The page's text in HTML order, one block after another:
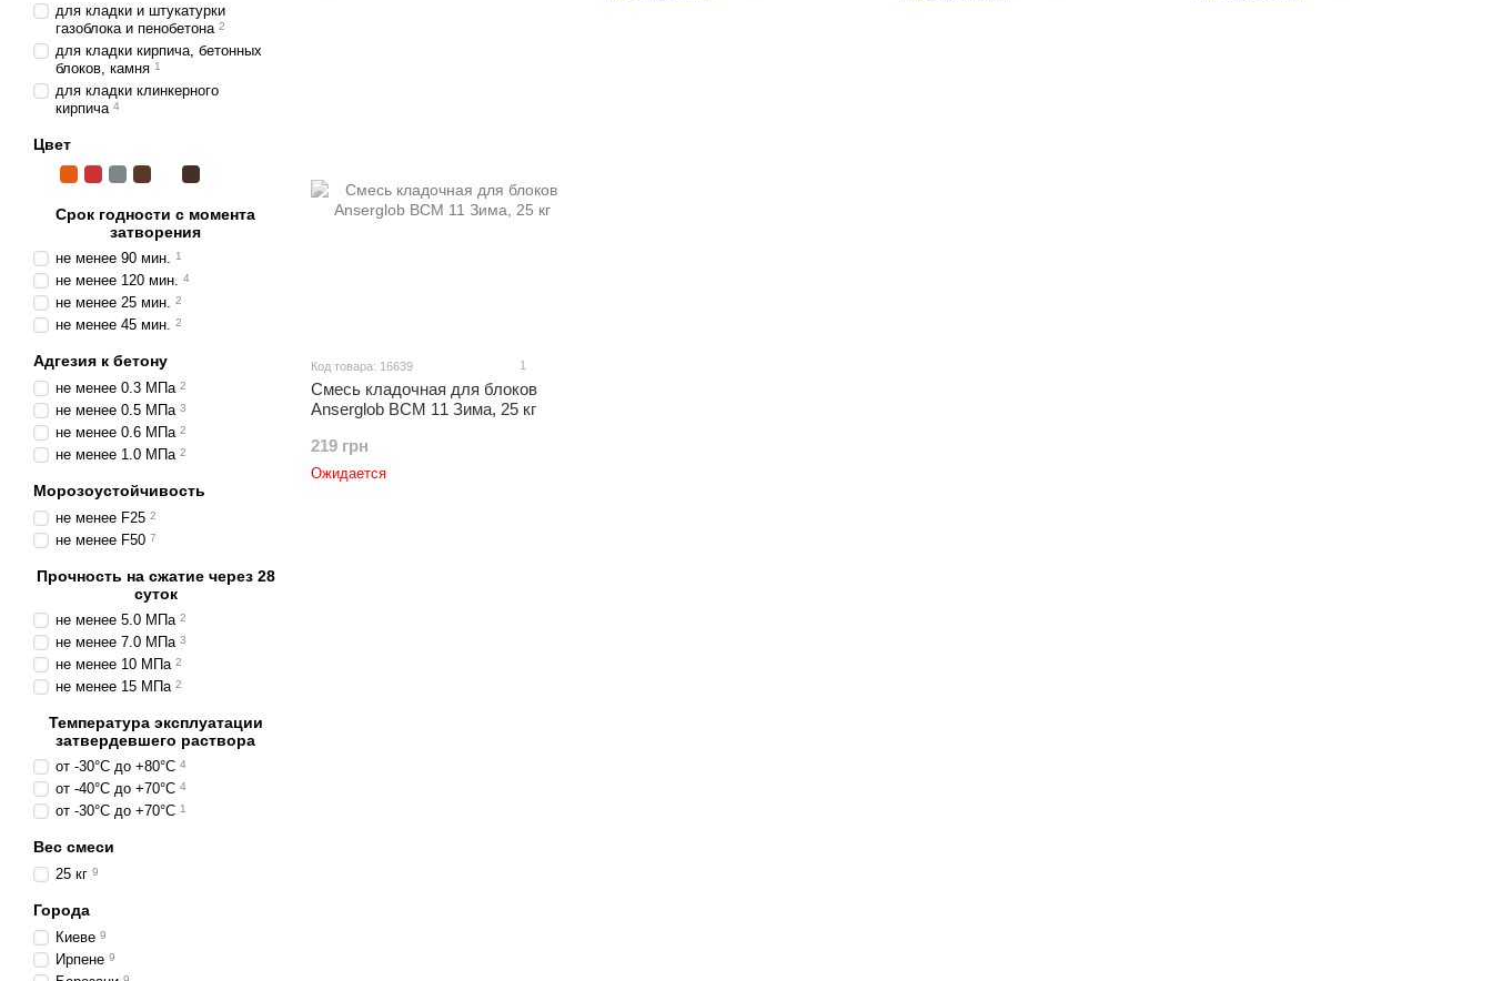
Код товара: 16639 1
Смесь кладочная для блоков
Anserglob BCM 11 Зима, 25 кг
219 грн
Ожидается
для кладки и штукатурки
газоблока и пенобетона 2
для кладки кирпича, бетонных
блоков, камня 1
для кладки клинкерного
кирпича 4
Цвет
Срок годности с момента
затворения
не менее 90 мин. 1
не менее 120 мин. 4
не менее 25 мин. 2
не менее 45 мин. 2
Адгезия к бетону
не менее 0.3 МПа 2
не менее 0.5 МПа 3
не менее 0.6 МПа 2
не менее 1.0 МПа 2
Морозоустойчивость
не менее F25 2
не менее F50 7
Прочность на сжатие через 28
суток
не менее 5.0 МПа 2
не менее 7.0 МПа 3
не менее 10 МПа 2
не менее 15 МПа 2
Температура эксплуатации
затвердевшего раствора
от -30°С до +80°С 4
от -40°С до +70°С 4
от -30°С до +70°С 1
Вес смеси
25 кг 9
Города
Киеве 9
Ирпене 9